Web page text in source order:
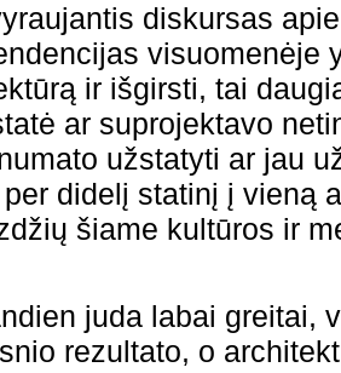
diskursas
visuomenėje
ir išgirsti, tai
ar suprojektavo
užstatyti ar jau
per didelį statinį į vieną
šiame kultūros ir
juda labai greitai,
rezultato, o